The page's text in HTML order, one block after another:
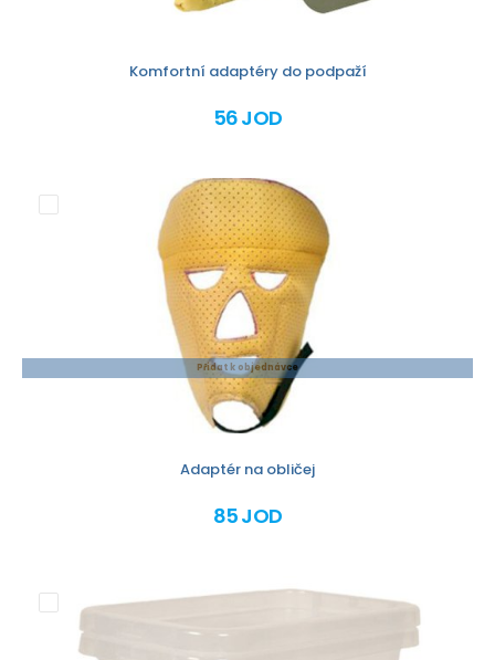
Komfortní adaptéry do podpaží
56 JOD
Přidat k objednávce
Adaptér na obličej
85 JOD